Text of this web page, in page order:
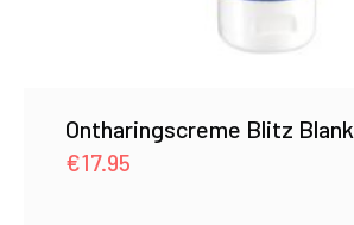
Ontharingscreme Blitz Blank
€17.95